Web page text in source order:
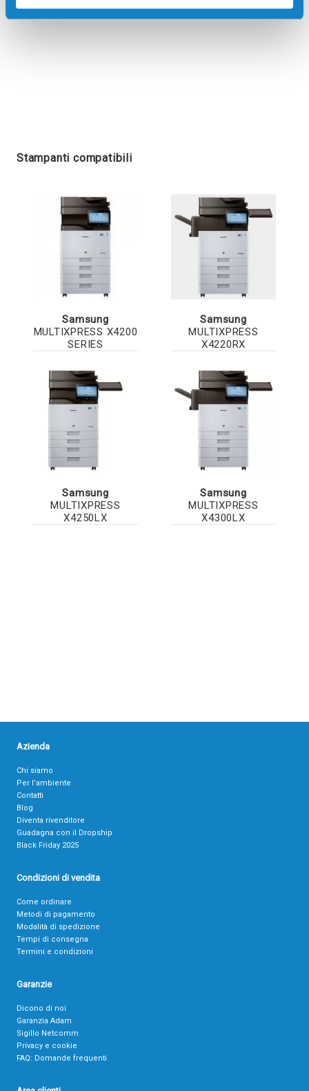
Stampanti compatibili
Samsung
MULTIXPRESS X4200
SERIES
Samsung
MULTIXPRESS
X4220RX
Samsung
MULTIXPRESS
X4250LX
Samsung
MULTIXPRESS
X4300LX
Azienda
Chi siamo
Per l’ambiente
Contatti
Blog
Diventa rivenditore
Guadagna con il Dropship
Black Friday 2025
Condizioni di vendita
Come ordinare
Metodi di pagamento
Modalità di spedizione
Tempi di consegna
Termini e condizioni
Garanzie
Dicono di noi
Garanzia Adam
Sigillo Netcomm
Privacy e cookie
FAQ: Domande frequenti